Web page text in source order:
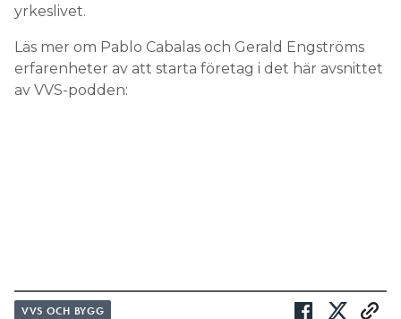
yrkeslivet.
Läs mer om Pablo Cabalas och Gerald Engströms
erfarenheter av att starta företag i det här avsnittet
av VVS-podden:
VVS OCH BYGG